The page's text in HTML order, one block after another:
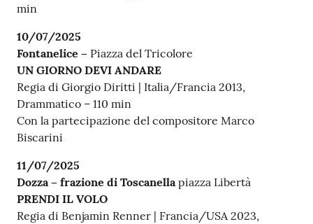
min
10/07/2025
Fontanelice – Piazza del Tricolore
UN GIORNO DEVI ANDARE
Regia di Giorgio Diritti | Italia/Francia 2013,
Drammatico – 110 min
Con la partecipazione del compositore Marco
Biscarini
11/07/2025
Dozza – frazione di Toscanellapiazza Libertà
PRENDI IL VOLO
Regia di Benjamin Renner | Francia/USA 2023,